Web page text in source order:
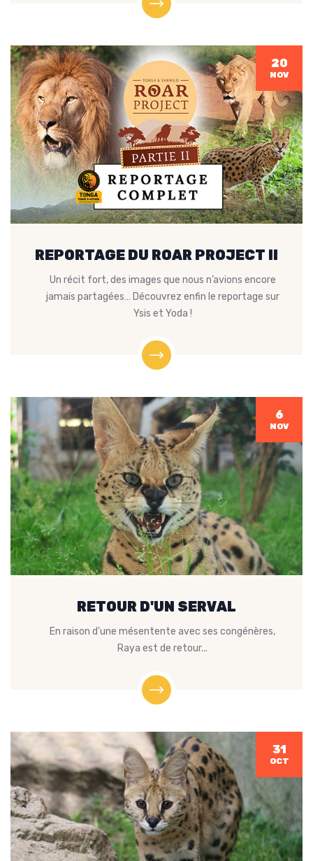
20
NOV
REPORTAGE DU ROAR PROJECT II
Un récit fort, des images que nous n’avions encore
jamais partagées… Découvrez enfin le reportage sur
Ysis et Yoda !
6
NOV
RETOUR D'UN SERVAL
En raison d'une mésentente avec ses congénères,
Raya est de retour...
31
OCT